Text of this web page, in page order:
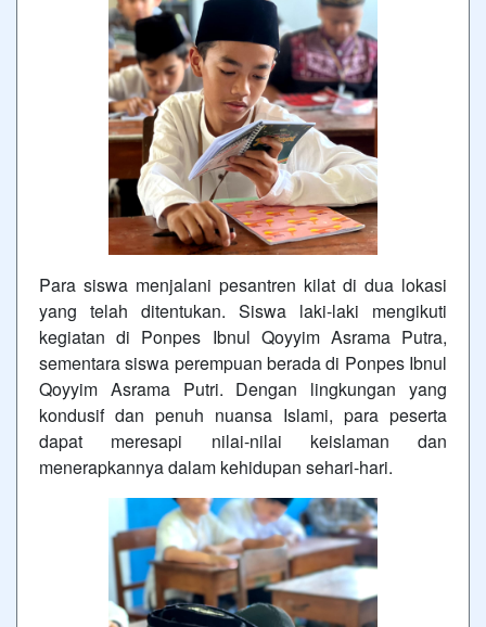
Para siswa menjalani pesantren kilat di dua lokasi
yang telah ditentukan. Siswa laki-laki mengikuti
kegiatan di Ponpes Ibnul Qoyyim Asrama Putra,
sementara siswa perempuan berada di Ponpes Ibnul
Qoyyim Asrama Putri. Dengan lingkungan yang
kondusif dan penuh nuansa Islami, para peserta
dapat meresapi nilai-nilai keislaman dan
menerapkannya dalam kehidupan sehari-hari.